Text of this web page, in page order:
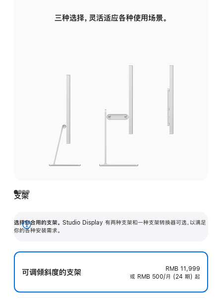
三种选择，灵活适应各种使用场景。
支架
选择你合用的支架。 Studio Display 有两种支架和一种支架转换器可选，以满足
你的各种安装需求。
展
可调倾斜度的支架
RMB 11,999
或 RMB 500/月 (24 期) 起